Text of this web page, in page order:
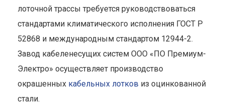
лоточной трассы требуется руководствоваться
стандартами климатического исполнения ГОСТ Р
52868 и международным стандартом 12944-2.
Завод кабеленесущих систем ООО «ПО Премиум-
Электро» осуществляет производство
окрашенных кабельных лотков из оцинкованной
стали.